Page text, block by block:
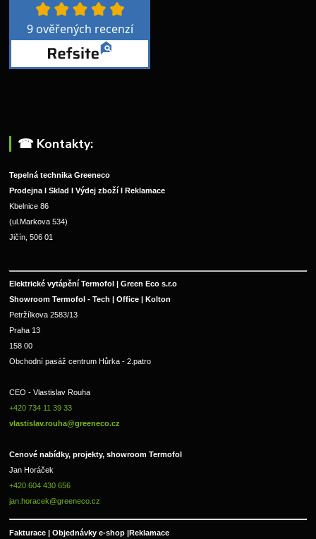
☎︎ Kontakty:
Tepelná technika Greeneco
Prodejna I Sklad I Výdej zboží I Reklamace
Kbelnice 86
(ul.Markova 534)
Jičín, 506 01
Elektrické vytápění Termofol | Green Eco s.r.o
Showroom Termofol - Tech | Office | Kolton
Petržílkova 2583/13
Praha 13
158 00
Obchodní pasáž centrum Hůrka - 2.patro
CEO - Vlastislav Rouha
+420 734 11 39 33
vlastislav.rouha@greeneco.cz
Cenové nabídky, projekty, showroom Termofol
Jan Horáček
+420 604 430 656
jan.horacek@greeneco.cz
Fakturace | Objednávky e-shop |Reklamace